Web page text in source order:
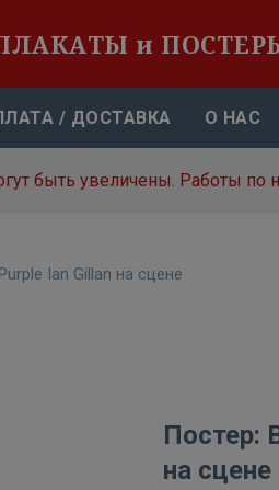
и
/ ДОСТАВКА О НАС
быть увеличены. Работы по
Ian Gillan на сцене
Постер:
на сцене